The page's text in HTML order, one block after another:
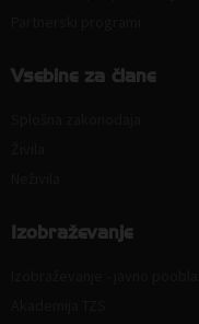
Vsebine za člane
Izobraževanje